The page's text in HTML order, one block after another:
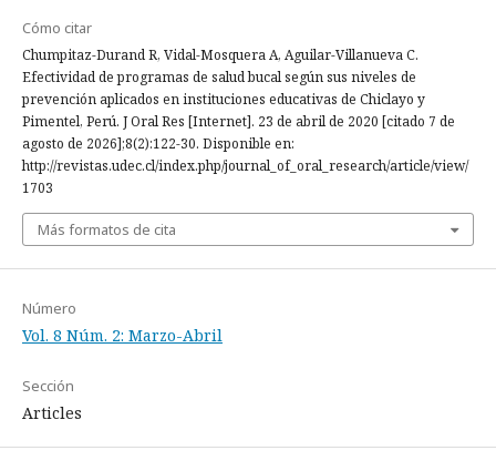
Cómo citar
Chumpitaz-Durand R, Vidal-Mosquera A, Aguilar-Villanueva C.
Efectividad de programas de salud bucal según sus niveles de
prevención aplicados en instituciones educativas de Chiclayo y
Pimentel, Perú. J Oral Res [Internet]. 23 de abril de 2020 [citado 7 de
agosto de 2026];8(2):122-30. Disponible en:
http://revistas.udec.cl/index.php/journal_of_oral_research/article/view/
1703
Más formatos de cita
Número
Vol. 8 Núm. 2: Marzo-Abril
Sección
Articles